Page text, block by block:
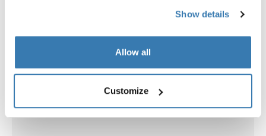
Show details
Allow all
Customize